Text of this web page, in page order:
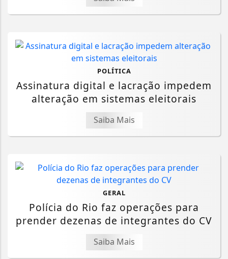
POLÍTICA
Assinatura digital e lacração impedem
alteração em sistemas eleitorais
Saiba Mais
GERAL
Polícia do Rio faz operações para
prender dezenas de integrantes do CV
Saiba Mais